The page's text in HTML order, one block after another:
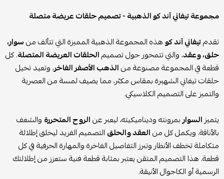
مجموعة تيفاني آند كو الذهبية - تصميم حلقات عريضة متصلة
تقدمتيفاني آند كوهذه المجموعة الذهبية المميزة التي تتألف منسوار،
حلق، وعقد، والتي تتمحور حول تصميمالحلقات العريضة المتصلة. كل
قطعة في المجموعة مصنوعة منالذهب الأصفر الفاخر، وتعيد تخيل
حلقات تيفاني الشهيرة بمقاس مكبّر، مما يضيف لمسة من العصرية
والتميز على التصميم الكلاسيكي.
يتميزالسواربمرونته وديناميكيته، ليعبر عنالروح المتحررة والشغف
بالأناقة. ويكمل كل منالعقد والحلق التصميم الفريد ليخلق إطلالة
متكاملة تخطف الأنظار وتبرز التفاصيل الفاخرة والمهارة الحرفية في كل
قطعة. هذا التصميم المتقن يعتبر بمثابة قطعة فنية ستعزز من إطلالتك
الرسمية أو الكاجوال الأنيقة.